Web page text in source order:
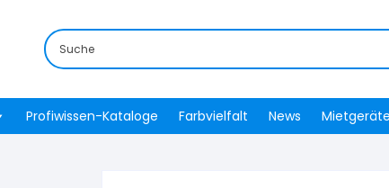
Profiwissen-Kataloge Farbvielfalt News Mietgeräte